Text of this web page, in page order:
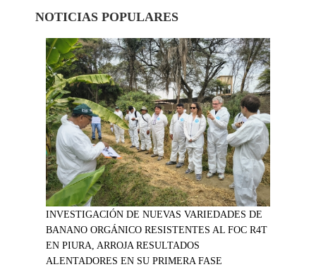
NOTICIAS POPULARES
INVESTIGACIÓN DE NUEVAS VARIEDADES DE
BANANO ORGÁNICO RESISTENTES AL FOC R4T
EN PIURA, ARROJA RESULTADOS
ALENTADORES EN SU PRIMERA FASE